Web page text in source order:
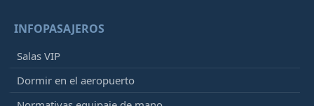
INFOPASAJEROS
Salas VIP
Dormir en el aeropuerto